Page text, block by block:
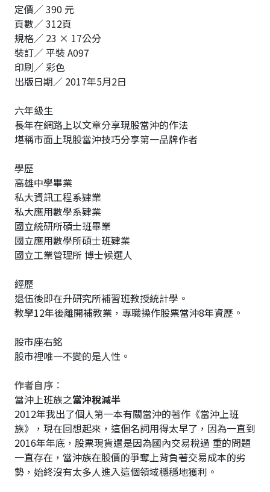
定價／ 390 元
頁數／ 312頁
規格／ 23 × 17公分
裝訂／ 平裝 A097
印刷／ 彩色
出版日期／ 2017年5月2日
六年級生
長年在網路上以文章分享現股當沖的作法
堪稱市面上現股當沖技巧分享第一品牌作者
學歷
高雄中學畢業
私大資訊工程系肄業
私大應用數學系肄業
國立統研所碩士班畢業
國立應用數學所碩士班肄業
國立工業管理所 博士候選人
經歷
退伍後即在升研究所補習班教授統計學。
教學12年後離開補教業，專職操作股票當沖8年資歷。
股市座右銘
股市裡唯一不變的是人性。
作者自序︰
當沖上班族之當沖稅減半
2012年我出了個人第一本有關當沖的著作《當沖上班
族》，現在回想起來，這個名詞用得太早了，因為一直到
2016年年底，股票現貨還是因為國內交易稅過 重的問題
一直存在，當沖族在股價的爭奪上背負著交易成本的劣
勢，始終沒有太多人進入這個領域穩穩地獲利。